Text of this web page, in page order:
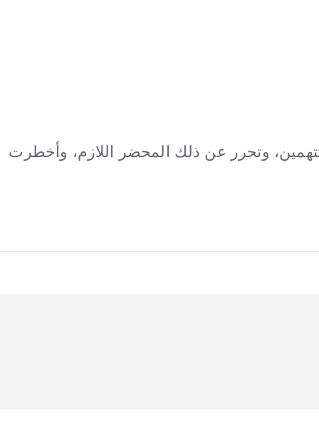
وتحرر عن ذلك المحضر اللازم، وأخطرت